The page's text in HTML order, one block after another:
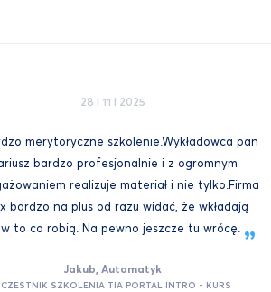
28 I 11 I 2025
merytoryczne szkolenie.Wykładowca pan
bardzo profesjonalnie i z ogromnym
realizuje materiał i nie tylko.Firma
bardzo na plus od razu widać, że wkładają
to co robią. Na pewno jeszcze tu wrócę.
Jakub, Automatyk
SZKOLENIA TIA PORTAL INTRO - KURS